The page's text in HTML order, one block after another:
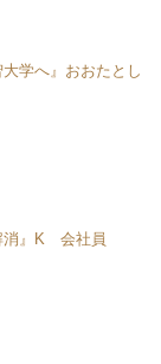
学へ』おおたとし
消』K 会社員